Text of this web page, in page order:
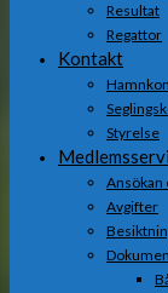
Resultat
Regattor
Kontakt
Styrelse
Ansökan
Avgifter